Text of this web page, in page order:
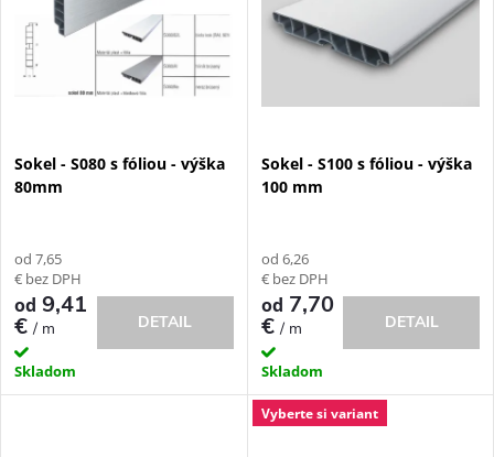
v
v
Sokel - S080 s fóliou - výška
80mm
od 7,65
€ bez DPH
od 9,41
€/ m
Skladom
DETAIL
Sokel - S100 s fóliou - výška
100 mm
od 6,26
€ bez DPH
od 7,70
€/ m
Skladom
DETAIL
Vyberte si variant